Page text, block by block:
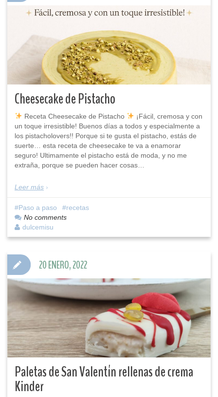
Cheesecake de Pistacho
Receta Cheesecake de Pistacho
¡Fácil, cremosa y con
un toque irresistible! Buenos días a todos y especialmente a
los pistacholovers!! Porque si te gusta el pistacho, estás de
suerte… esta receta de cheesecake te va a enamorar
seguro! Ultimamente el pistacho está de moda, y no me
extraña, porque se pueden hacer cosas…
Leer más
Paso a paso
recetas
No comments
dulcemisu
Paletas de San Valentín rellenas de crema
Kinder
20 ENERO, 2022